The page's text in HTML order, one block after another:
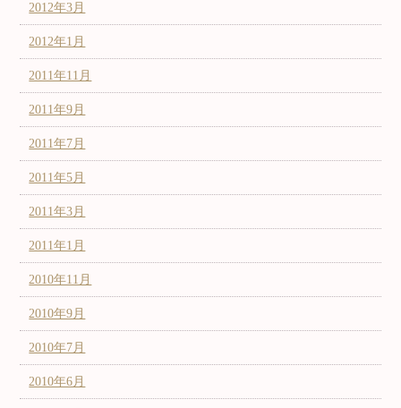
2012年3月
2012年1月
2011年11月
2011年9月
2011年7月
2011年5月
2011年3月
2011年1月
2010年11月
2010年9月
2010年7月
2010年6月